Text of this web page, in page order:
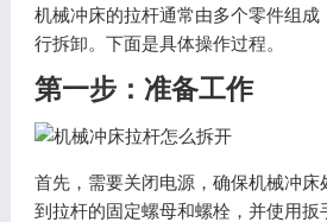
机械冲床的拉杆通常由多个零件组
行拆卸。下面是具体操作过程。
第一步：准备工作
首先，需要关闭电源，确保机械冲
到拉杆的固定螺母和螺栓，并使用扳